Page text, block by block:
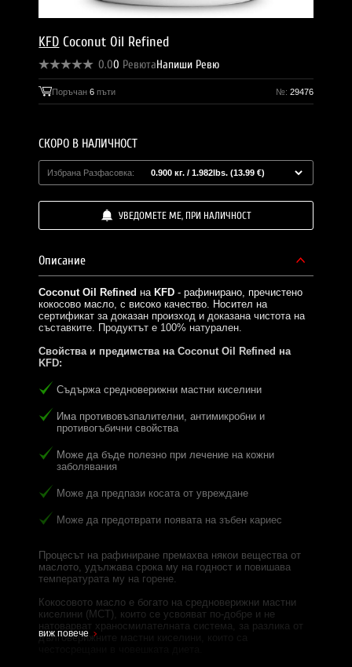
KFD Coconut Oil Refined
0.00 РевютаНапиши Ревю
Поръчан6 пъти №: 29476
СКОРО В НАЛИЧНОСТ
Избрана Разфасовка:
УВЕДОМЕТЕ МЕ, ПРИ НАЛИЧНОСТ
Описание
Coconut Oil Refined на KFD - рафинирано, пречистено
кокосово масло, с високо качество. Носител на
сертификат за доказан произход и доказана чистота на
съставките. Продуктът е 100% натурален.
Свойства и предимства на Coconut Oil Refined на
KFD:
Съдържа средноверижни мастни киселини
Има противовъзпалителни, антимикробни и
противогъбични свойства
Може да бъде полезно при лечение на кожни
заболявания
Може да предпази косата от увреждане
Може да предотврати появата на зъбен кариес
Процесът на рафиниране премахва някои вещества от
маслото, удължава срока му на годност и повишава
температурата му на горене.
Кокосовото масло е богато на средноверижни мастни
киселини (MCT), които се усвояват по-добре и не
натоварват храносмилателната система, за разлика от
дълговерижните мастни киселини, които са
виж повече